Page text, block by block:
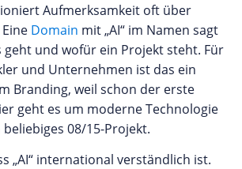
Aufmerksamkeit oft über
Domain mit „AI“ im Namen sagt
und wofür ein Projekt steht. Für
und Unternehmen ist das ein
Branding, weil schon der erste
geht es um moderne Technologie
08/15-Projekt.
„AI“ international verständlich ist.